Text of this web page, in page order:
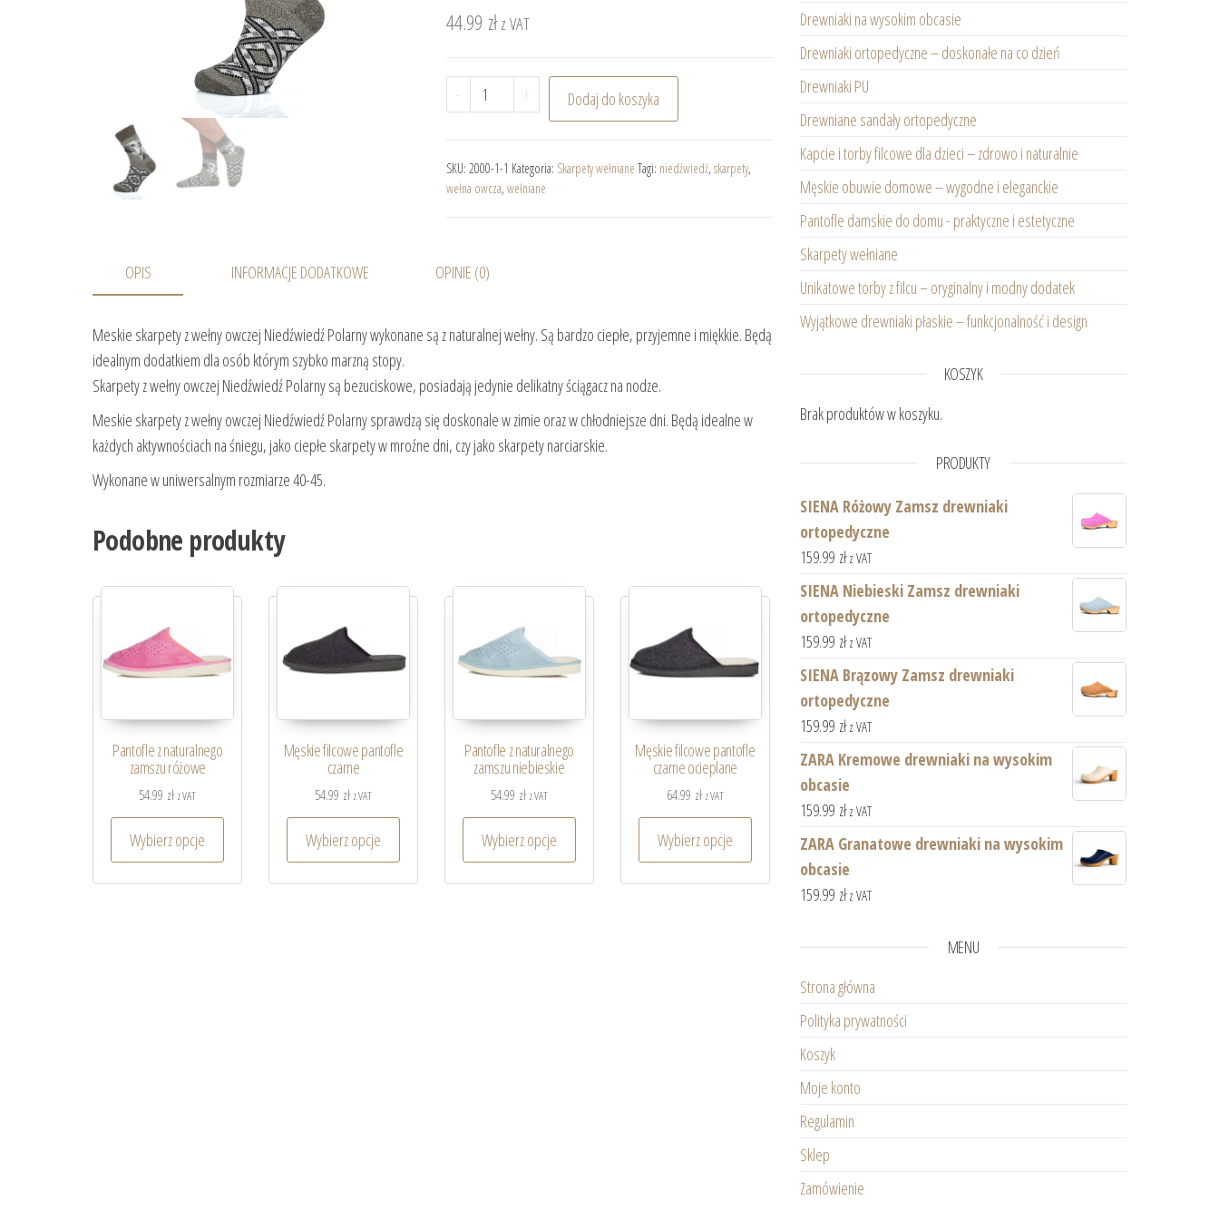
44.99 złz VAT
- ilość Meskie skarpety z wełny owczej Niedźwiedź Polarny
+ Dodaj do koszyka
SKU: 2000-1-1 Kategoria: Skarpety wełniane Tagi: niedźwiedź, skarpety,
wełna owcza, wełniane
OPIS INFORMACJE DODATKOWE OPINIE (0)
Meskie skarpety z wełny owczej Niedźwiedź Polarny wykonane są z naturalnej wełny. Są bardzo ciepłe, przyjemne i miękkie. Będą
idealnym dodatkiem dla osób którym szybko marzną stopy.
Skarpety z wełny owczej Niedźwiedź Polarny są bezuciskowe, posiadają jedynie delikatny ściągacz na nodze.
Meskie skarpety z wełny owczej Niedźwiedź Polarny sprawdzą się doskonale w zimie oraz w chłodniejsze dni. Będą idealne w
każdych aktywnościach na śniegu, jako ciepłe skarpety w mroźne dni, czy jako skarpety narciarskie.
Wykonane w uniwersalnym rozmiarze 40-45.
Podobne produkty
Pantofle z naturalnego
zamszu różowe
54.99 zł z VAT
Wybierz opcje
Męskie filcowe pantofle
czarne
54.99 zł z VAT
Wybierz opcje
Pantofle z naturalnego
zamszu niebieskie
54.99 zł z VAT
Wybierz opcje
Męskie filcowe pantofle
czarne ocieplane
64.99 zł z VAT
Wybierz opcje
Drewniaki na wysokim obcasie
Drewniaki ortopedyczne – doskonałe na co dzień
Drewniaki PU
Drewniane sandały ortopedyczne
Kapcie i torby filcowe dla dzieci – zdrowo i naturalnie
Męskie obuwie domowe – wygodne i eleganckie
Pantofle damskie do domu - praktyczne i estetyczne
Skarpety wełniane
Unikatowe torby z filcu – oryginalny i modny dodatek
Wyjątkowe drewniaki płaskie – funkcjonalność i design
KOSZYK
Brak produktów w koszyku.
PRODUKTY
SIENA Różowy Zamsz drewniaki
ortopedyczne
159.99 zł z VAT
SIENA Niebieski Zamsz drewniaki
ortopedyczne
159.99 zł z VAT
SIENA Brązowy Zamsz drewniaki
ortopedyczne
159.99 zł z VAT
ZARA Kremowe drewniaki na wysokim
obcasie
159.99 zł z VAT
ZARA Granatowe drewniaki na wysokim
obcasie
159.99 zł z VAT
MENU
Strona główna
Polityka prywatności
Koszyk
Moje konto
Regulamin
Sklep
Zamówienie